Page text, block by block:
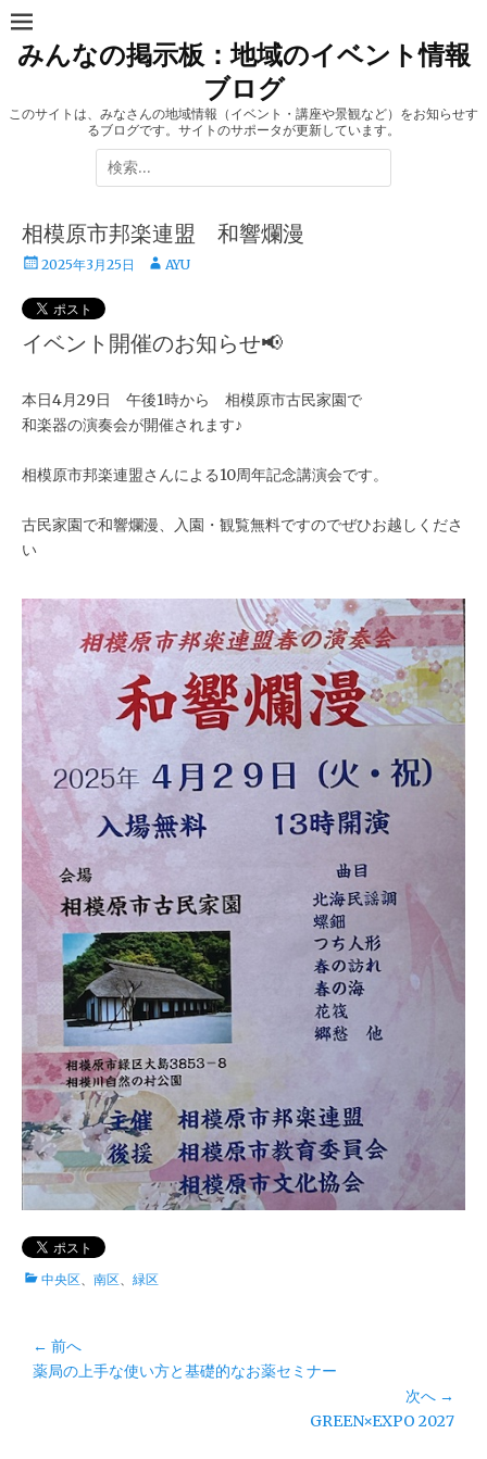
コ
ン
ツ
みんなの掲示板：地域のイベント情報
ブログ
このサイトは、みなさんの地域情報（イベント・講座や景観など）をお知らせす
るブログです。サイトのサポータが更新しています。
検
索:
相模原市邦楽連盟 和響爛漫
投
日
2025年3月25日
投 AYU
イベント開催のお知らせ📢
本日4月29日 午後1時から 相模原市古民家園で
和楽器の演奏会が開催されます♪
相模原市邦楽連盟さんによる10周年記念講演会です。
古民家園で和響爛漫、入園・観覧無料ですのでぜひお越しくださ
い
カ
ー
中央区、 南区、 緑区
投
稿
← 前へ
前
薬局の上手な使い方と基礎的なお薬セミナー
次へ →
GREEN×EXPO 2027